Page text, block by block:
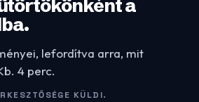
a
lefordítva arra, mit
4 perc.
KÜLDI.